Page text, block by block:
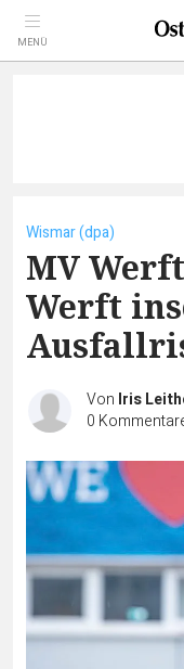
MENÜ
Wismar (dpa)
MV
Werft
Von Iris
0